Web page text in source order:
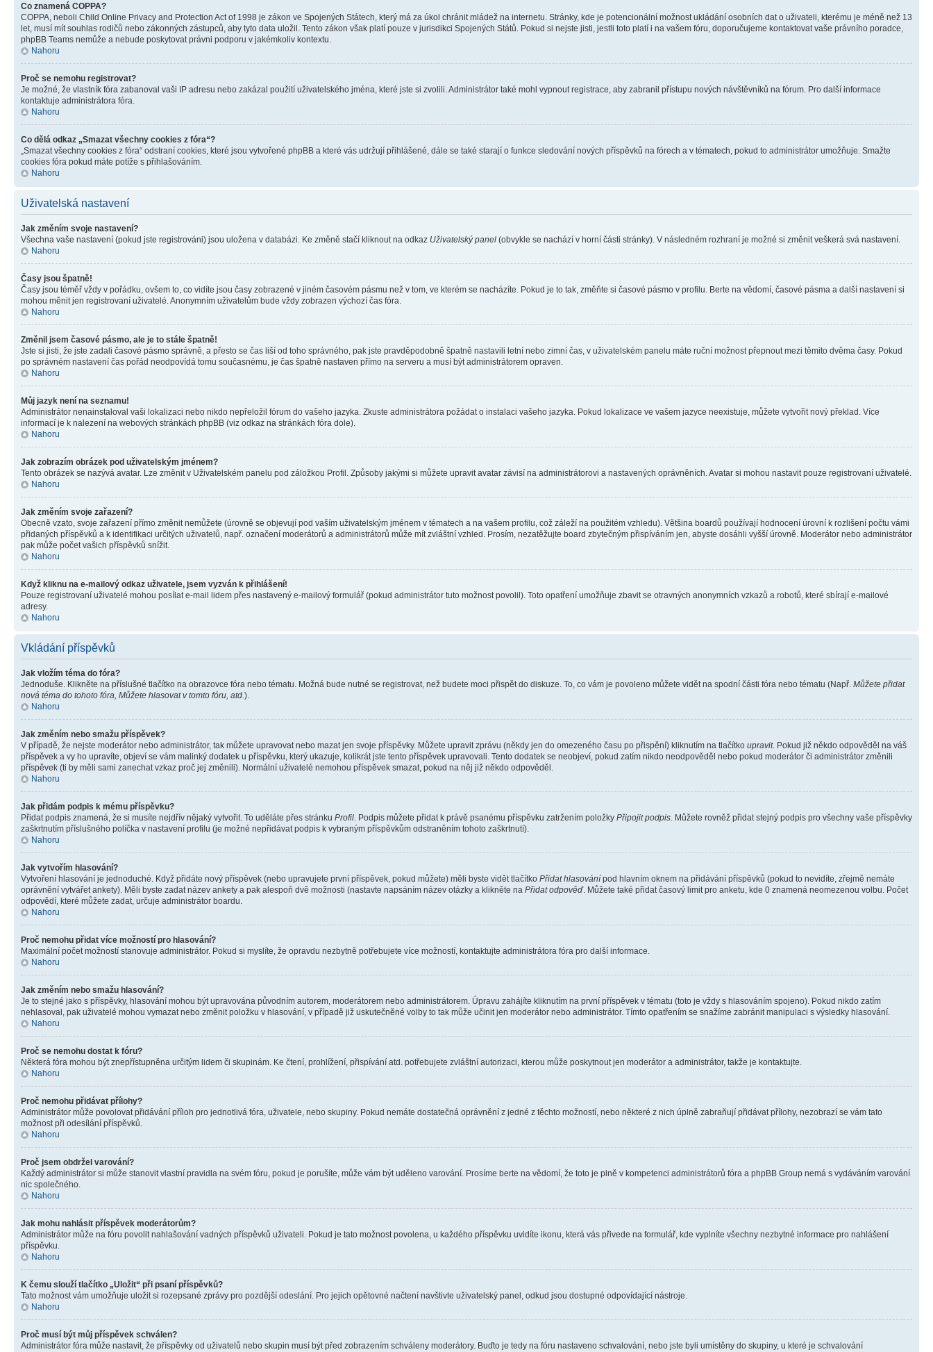
Co znamená COPPA?
COPPA, neboli Child Online Privacy and Protection Act of 1998 je zákon ve Spojených Státech, který má za úkol chránit mládež na internetu. Stránky, kde je potencionální možnost ukládání osobních dat o uživateli, kterému je méně než 13
let, musí mít souhlas rodičů nebo zákonných zástupců, aby tyto data uložil. Tento zákon však platí pouze v jurisdikci Spojených Států. Pokud si nejste jisti, jestli toto platí i na vašem fóru, doporučujeme kontaktovat vaše právního poradce,
phpBB Teams nemůže a nebude poskytovat právni podporu v jakémkoliv kontextu.
Nahoru
Proč se nemohu registrovat?
Je možné, že vlastník fóra zabanoval vaši IP adresu nebo zakázal použití uživatelského jména, které jste si zvolili. Administrátor také mohl vypnout registrace, aby zabranil přístupu nových návštěvníků na fórum. Pro další informace
kontaktuje administrátora fóra.
Nahoru
Co dělá odkaz „Smazat všechny cookies z fóra“?
„Smazat všechny cookies z fóra“ odstraní cookies, které jsou vytvořené phpBB a které vás udržují přihlášené, dále se také starají o funkce sledování nových příspěvků na fórech a v tématech, pokud to administrátor umožňuje. Smažte
cookies fóra pokud máte potíže s přihlašováním.
Nahoru
Uživatelská nastavení
Jak změním svoje nastavení?
Všechna vaše nastavení (pokud jste registrováni) jsou uložena v databázi. Ke změně stačí kliknout na odkaz Uživatelský panel (obvykle se nachází v horní části stránky). V následném rozhraní je možné si změnit veškerá svá nastavení.
Nahoru
Časy jsou špatně!
Časy jsou téměř vždy v pořádku, ovšem to, co vidíte jsou časy zobrazené v jiném časovém pásmu než v tom, ve kterém se nacházíte. Pokud je to tak, změňte si časové pásmo v profilu. Berte na vědomí, časové pásma a další nastavení si
mohou měnit jen registrovaní uživatelé. Anonymním uživatelům bude vždy zobrazen výchozí čas fóra.
Nahoru
Změnil jsem časové pásmo, ale je to stále špatně!
Jste si jisti, že jste zadali časové pásmo správně, a přesto se čas liší od toho správného, pak jste pravděpodobně špatně nastavili letní nebo zimní čas, v uživatelském panelu máte ruční možnost přepnout mezi těmito dvěma časy. Pokud
po správném nastavení čas pořád neodpovídá tomu současnému, je čas špatně nastaven přímo na serveru a musí být administrátorem opraven.
Nahoru
Můj jazyk není na seznamu!
Administrátor nenainstaloval vaši lokalizaci nebo nikdo nepřeložil fórum do vašeho jazyka. Zkuste administrátora požádat o instalaci vašeho jazyka. Pokud lokalizace ve vašem jazyce neexistuje, můžete vytvořit nový překlad. Více
informací je k nalezení na webových stránkách phpBB (viz odkaz na stránkách fóra dole).
Nahoru
Jak zobrazím obrázek pod uživatelským jménem?
Tento obrázek se nazývá avatar. Lze změnit v Uživatelském panelu pod záložkou Profil. Způsoby jakými si můžete upravit avatar závisí na administrátorovi a nastavených oprávněních. Avatar si mohou nastavit pouze registrovaní uživatelé.
Nahoru
Jak změním svoje zařazení?
Obecně vzato, svoje zařazení přímo změnit nemůžete (úrovně se objevují pod vaším uživatelským jménem v tématech a na vašem profilu, což záleží na použitém vzhledu). Většina boardů používají hodnocení úrovní k rozlišení počtu vámi
přidaných příspěvků a k identifikaci určitých uživatelů, např. označení moderátorů a administrátorů může mít zvláštní vzhled. Prosím, nezatěžujte board zbytečným přispíváním jen, abyste dosáhli vyšší úrovně. Moderátor nebo administrátor
pak může počet vašich příspěvků snížit.
Nahoru
Když kliknu na e-mailový odkaz uživatele, jsem vyzván k přihlášení!
Pouze registrovaní uživatelé mohou posílat e-mail lidem přes nastavený e-mailový formulář (pokud administrátor tuto možnost povolil). Toto opatření umožňuje zbavit se otravných anonymních vzkazů a robotů, které sbírají e-mailové
adresy.
Nahoru
Vkládání příspěvků
Jak vložím téma do fóra?
Jednoduše. Klikněte na příslušné tlačítko na obrazovce fóra nebo tématu. Možná bude nutné se registrovat, než budete moci přispět do diskuze. To, co vám je povoleno můžete vidět na spodní části fóra nebo tématu (Např. Můžete přidat
nová téma do tohoto fóra, Můžete hlasovat v tomto fóru, atd. ).
Nahoru
Jak změním nebo smažu příspěvek?
V případě, že nejste moderátor nebo administrátor, tak můžete upravovat nebo mazat jen svoje příspěvky. Můžete upravit zprávu (někdy jen do omezeného času po přispění) kliknutím na tlačítko upravit. Pokud již někdo odpověděl na váš
příspěvek a vy ho upravíte, objeví se vám malinký dodatek u příspěvku, který ukazuje, kolikrát jste tento příspěvek upravovali. Tento dodatek se neobjeví, pokud zatím nikdo neodpověděl nebo pokud moderátor či administrátor změnili
příspěvek (ti by měli sami zanechat vzkaz proč jej změnili). Normální uživatelé nemohou příspěvek smazat, pokud na něj již někdo odpověděl.
Nahoru
Jak přidám podpis k mému příspěvku?
Přidat podpis znamená, že si musíte nejdřív nějaký vytvořit. To uděláte přes stránku Profil . Podpis můžete přidat k právě psanému příspěvku zatržením položky Připojit podpis . Můžete rovněž přidat stejný podpis pro všechny vaše příspěvky
zaškrtnutím příslušného políčka v nastavení profilu (je možné nepřidávat podpis k vybraným příspěvkům odstraněním tohoto zaškrtnutí).
Nahoru
Jak vytvořím hlasování?
Vytvoření hlasování je jednoduché. Když přidáte nový příspěvek (nebo upravujete první příspěvek, pokud můžete) měli byste vidět tlačítko Přidat hlasovánípod hlavním oknem na přidávání příspěvků (pokud to nevidíte, zřejmě nemáte
oprávnění vytvářet ankety). Měli byste zadat název ankety a pak alespoň dvě možnosti (nastavte napsáním název otázky a klikněte na Přidat odpověď. Můžete také přidat časový limit pro anketu, kde 0 znamená neomezenou volbu. Počet
odpovědí, které můžete zadat, určuje administrátor boardu.
Nahoru
Proč nemohu přidat více možností pro hlasování?
Maximální počet možností stanovuje administrátor. Pokud si myslíte, že opravdu nezbytně potřebujete více možností, kontaktujte administrátora fóra pro další informace.
Nahoru
Jak změním nebo smažu hlasování?
Je to stejné jako s příspěvky, hlasování mohou být upravována původním autorem, moderátorem nebo administrátorem. Úpravu zahájíte kliknutím na první příspěvek v tématu (toto je vždy s hlasováním spojeno). Pokud nikdo zatím
nehlasoval, pak uživatelé mohou vymazat nebo změnit položku v hlasování, v případě již uskutečněné volby to tak může učinit jen moderátor nebo administrátor. Tímto opatřením se snažíme zabránit manipulaci s výsledky hlasování.
Nahoru
Proč se nemohu dostat k fóru?
Některá fóra mohou být znepřístupněna určitým lidem či skupinám. Ke čtení, prohlížení, přispívání atd. potřebujete zvláštní autorizaci, kterou může poskytnout jen moderátor a administrátor, takže je kontaktujte.
Nahoru
Proč nemohu přidávat přílohy?
Administrátor může povolovat přidávání příloh pro jednotlivá fóra, uživatele, nebo skupiny. Pokud nemáte dostatečná oprávnění z jedné z těchto možností, nebo některé z nich úplně zabraňují přidávat přílohy, nezobrazí se vám tato
možnost při odesílání příspěvků.
Nahoru
Proč jsem obdržel varování?
Každý administrátor si může stanovit vlastní pravidla na svém fóru, pokud je porušíte, může vám být uděleno varování. Prosíme berte na vědomí, že toto je plně v kompetenci administrátorů fóra a phpBB Group nemá s vydáváním varování
nic společného.
Nahoru
Jak mohu nahlásit příspěvek moderátorům?
Administrátor může na fóru povolit nahlašování vadných příspěvků uživateli. Pokud je tato možnost povolena, u každého příspěvku uvidíte ikonu, která vás přivede na formulář, kde vyplníte všechny nezbytné informace pro nahlášení
příspěvku.
Nahoru
K čemu slouží tlačítko „Uložit“ při psaní příspěvků?
Tato možnost vám umožňuje uložit si rozepsané zprávy pro pozdější odeslání. Pro jejich opětovné načtení navštivte uživatelský panel, odkud jsou dostupné odpovídající nástroje.
Nahoru
Proč musí být můj příspěvek schválen?
Administrátor fóra může nastavit, že příspěvky od uživatelů nebo skupin musí být před zobrazením schváleny moderátory. Buďto je tedy na fóru nastaveno schvalování, nebo jste byli umístěny do skupiny, u které je schvalování